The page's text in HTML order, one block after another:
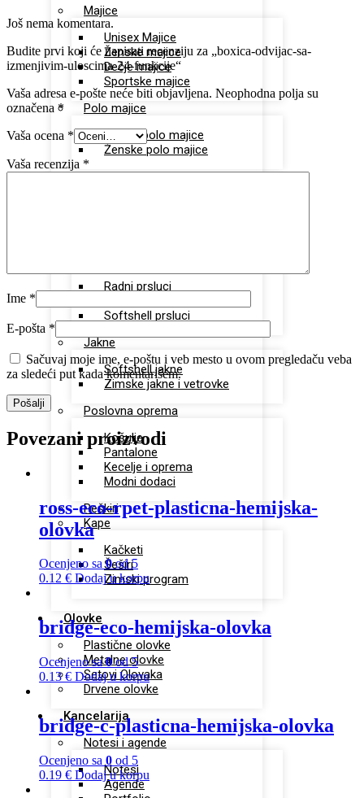
Majice
Unisex Majice
Ženske majice
Dečje majice
Sportske majice
Polo majice
Unisex polo majice
Ženske polo majice
Sportska oprema
Radni prsluci
Softshell prsluci
Jakne
Softshell jakne
Zimske jakne i vetrovke
Poslovna oprema
Košulje
Pantalone
Kecelje i oprema
Modni dodaci
Peškiri
Kape
Kačketi
Šeširi
Zimski program
Olovke
Plastične olovke
Metalne olovke
Setovi Olovaka
Drvene olovke
Kancelarija
Notesi i agende
Notesi
Agende
Još nema komentara.
Budite prvi koji će napisati recenziju za „boxica-odvijac-sa-
izmenjivim-uloscima-24-funkcije“
Vaša adresa e-pošte neće biti objavljena. Neophodna polja su
označena *
Vaša ocena *
Vaša recenzija *
Ime *
E-pošta *
Sačuvaj moje ime, e-poštu i veb mesto u ovom pregledaču veba
za sledeći put kada komentarišem.
Povezani proizvodi
ross-eco-rpet-plasticna-hemijska-
olovka
Ocenjeno sa0od 5
0.12 € Dodaj u korpu
bridge-eco-hemijska-olovka
Ocenjeno sa0od 5
0.13€ Dodaj u korpu
bridge-c-plasticna-hemijska-olovka
Ocenjeno sa 0 od 5
0.19 € Dodaj u korpu